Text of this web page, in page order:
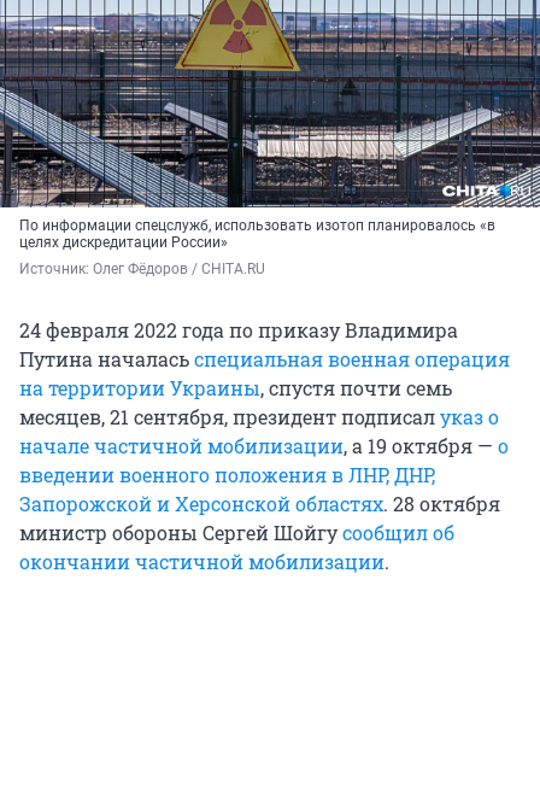
По информации спецслужб, использовать изотоп планировалось «в
целях дискредитации России»
Источник: Олег Фёдоров / CHITA.RU
24 февраля 2022 года по приказу Владимира
Путина началасьспециальная военная операция
на территории Украины, спустя почти семь
месяцев, 21 сентября, президент подписалуказ о
начале частичной мобилизации, а 19 октября — о
введении военного положения в ЛНР, ДНР,
Запорожской и Херсонской областях. 28 октября
министр обороны Сергей Шойгусообщил об
окончании частичной мобилизации.